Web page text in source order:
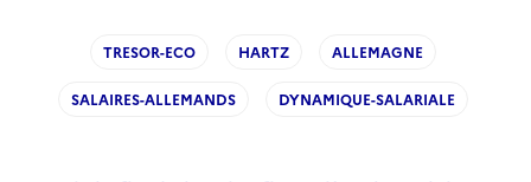
TRESOR-ECO HARTZ ALLEMAGNE
SALAIRES-ALLEMANDS DYNAMIQUE-SALARIALE